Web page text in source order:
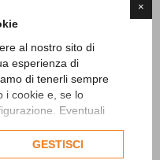
×
al nostro sito di
esperienza di
di tenerli sempre
i cookie e, se lo
Eventuali
del consenso
GESTISCI